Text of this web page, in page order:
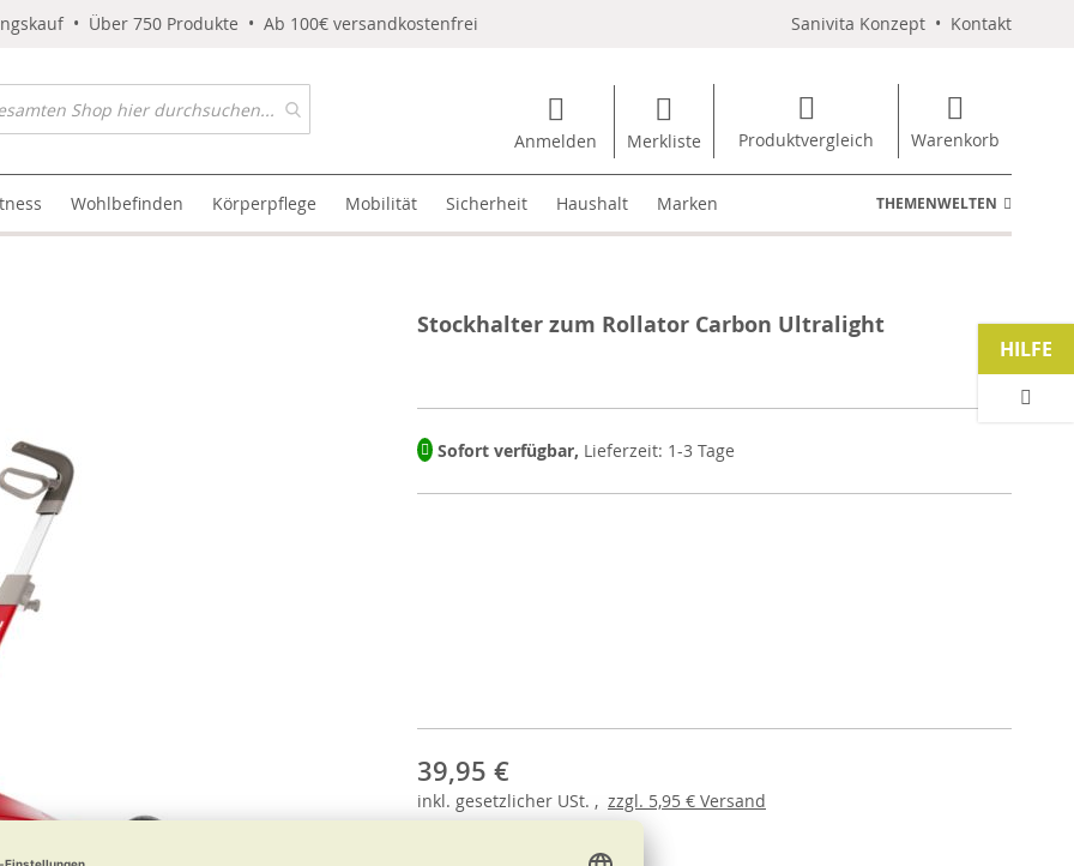
• Über 750 Produkte • Ab 100€ versandkostenfrei Sanivita Konzept • Kontakt
Anmelden Merkliste Produktvergleich Warenkorb
Wohlbefinden Körperpflege Mobilität Sicherheit Haushalt Marken THEMENWELTEN
Stockhalter zum Rollator Carbon Ultralight
Sofort verfügbar, Lieferzeit: 1-3 Tage
39,95 €
inkl. gesetzlicher USt. , zzgl. 5,95 € Versand
HILFE